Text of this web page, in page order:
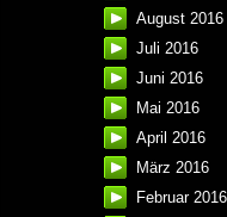
August 2016
Juli 2016
Juni 2016
Mai 2016
April 2016
März 2016
Februar 2016